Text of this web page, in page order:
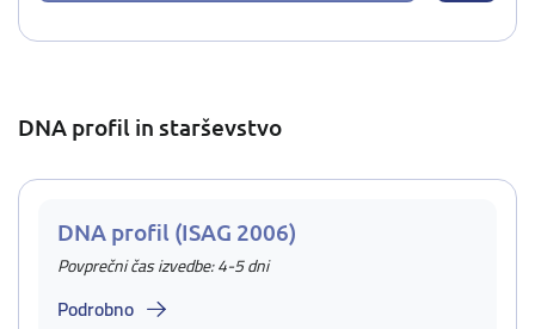
DNA profil in starševstvo
DNA profil (ISAG 2006)
Povprečni čas izvedbe: 4-5 dni
Podrobno